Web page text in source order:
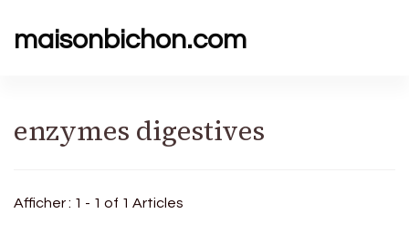
maisonbichon.com
enzymes digestives
Afficher : 1 - 1 of 1 Articles